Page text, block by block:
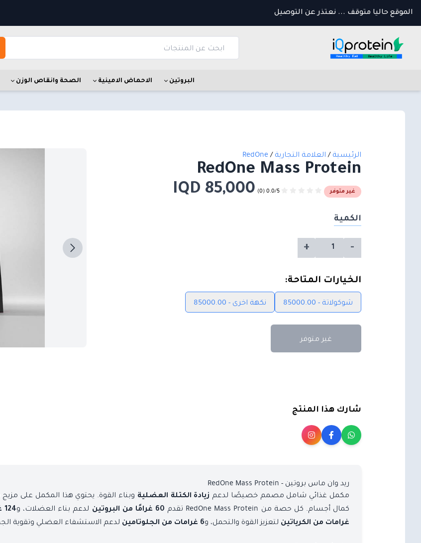
الموقع حاليا متوقف ... نعتذر عن التوصيل
البروتين الاحماض الامينية الصحة وانقاص الوزن
الرئيسية/العلامة التجارية/
RedOne
RedOne Mass Protein
غير متوفر 85,000 IQD
الكمية
-
+
الخيارات المتاحة:
شوكولاتة - 85000.00 نكهة اخرى - 85000.00
غير متوفر
شارك هذا المنتج
ريد وان ماس بروتين - RedOne Mass Protein
مكمل غذائي شامل مصمم خصيصًا لدعم زيادة الكتلة العضلية وبناء القوة. يحتوي هذا المكمل على
كمال أجسام. كل حصة من RedOne Mass Protein تقدم
60 غرامًا من البروتين لدعم بناء العضلات، و124 غرامًا من الكربوهيدرات
غرامات من الكرياتين لتعزيز القوة والتحمل، و6 غرامات من الجلوتامين لدعم الاستشفاء العضلي وتقوية